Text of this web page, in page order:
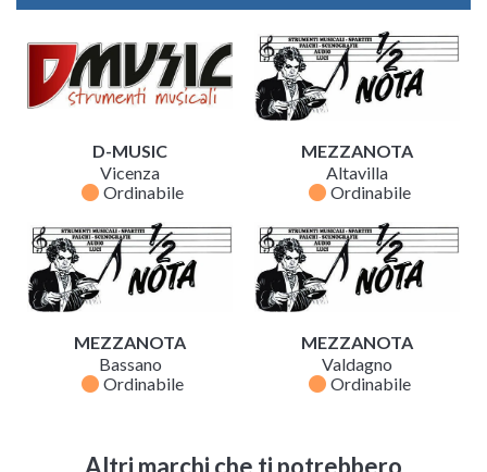
D-MUSIC
Vicenza
fiber_manual_record Ordinabile
MEZZANOTA
Altavilla
fiber_manual_record Ordinabile
MEZZANOTA
Bassano
fiber_manual_record Ordinabile
MEZZANOTA
Valdagno
fiber_manual_record Ordinabile